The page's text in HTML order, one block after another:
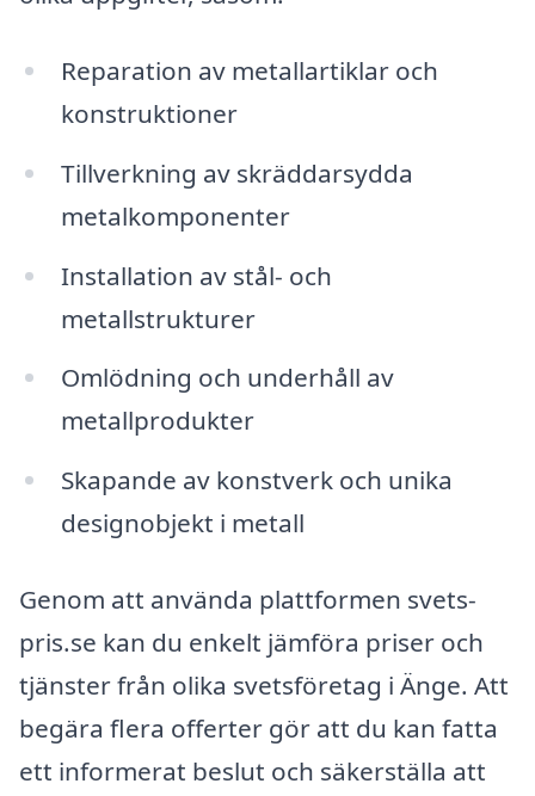
Reparation av metallartiklar och
konstruktioner
Tillverkning av skräddarsydda
metalkomponenter
Installation av stål- och
metallstrukturer
Omlödning och underhåll av
metallprodukter
Skapande av konstverk och unika
designobjekt i metall
Genom att använda plattformen svets-
pris.se kan du enkelt jämföra priser och
tjänster från olika svetsföretag i Änge. Att
begära flera offerter gör att du kan fatta
ett informerat beslut och säkerställa att